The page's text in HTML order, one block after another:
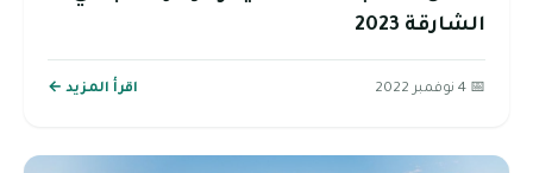
الشارقة 2023
📅 4 نوفمبر 2022 اقرأ المزيد ←